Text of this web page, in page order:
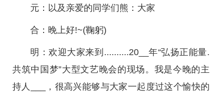
元：以及亲爱的同学们熊：大家
合：晚上好!~(鞠躬)
明：欢迎大家来到..........20__年“弘扬正能量.
共筑中国梦”大型文艺晚会的现场。我是今晚的主
持人___，很高兴能够与大家一起度过这个愉快的